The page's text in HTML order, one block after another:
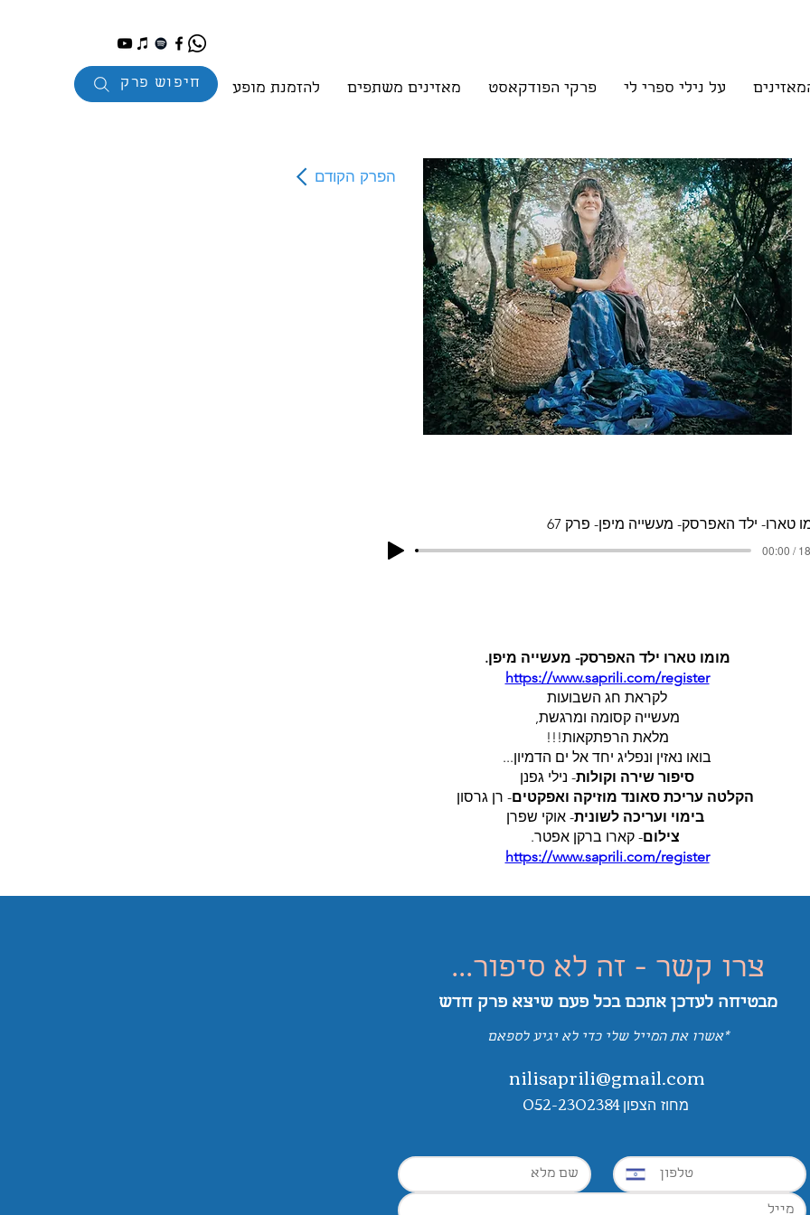
חיפוש פרק על נילי ספרי לי פרקי הפודקאסט מאזינים משתפים להזמנת מופע
הפרק הקודם
טארו- ילד האפרסק- מעשייה מיפן- פרק 67
00:00 /
מומו טארו ילד האפרסק- מעשייה מיפן.
https://www.saprili.com/register
לקראת חג השבועות
מעשייה קסומה ומרגשת,
מלאת הרפתקאות!!!
בואו נאזין ונפליג יחד אל ים הדמיון...
סיפור שירה וקולות- נילי גפנן
הקלטה עריכת סאונד מוזיקה ואפקטים- רן גרסון
בימוי ועריכה לשונית- אוקי שפרן
צילום- קארו ברקן אפטר.
https://www.saprili.com/register
צרו קשר - זה לא סיפור...
מבטיחה לעדכן אתכם בכל פעם שיצא פרק חדש
*אשרו את המייל שלי כדי לא יגיע לספאם
nilisaprili@gmail.com
מחוז הצפון